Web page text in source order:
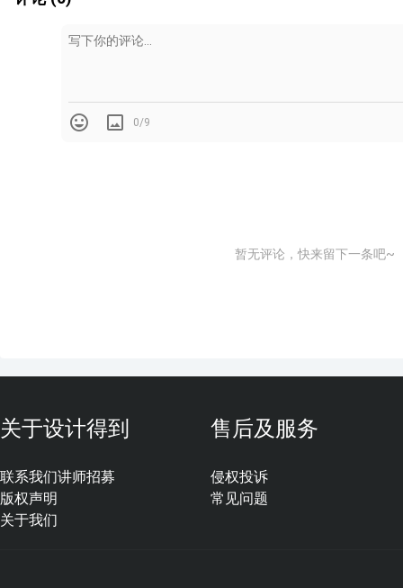
最后，给大家一个信息：90年代有人统计过世界百强企业
那么，我们是需要抓住机会努力晋级、进入新的游戏，还
意的生活呢？
0/9
暂无评论，快来留下一条吧~
关于设计得到
联系我们
版权声明
关于我们
讲师招募
售后及服务
侵权投诉
常见问题